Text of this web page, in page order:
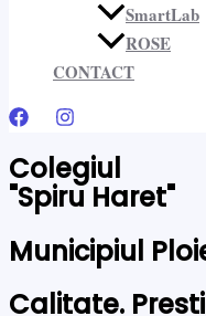
SmartLab
ROSE
CONTACT
Colegiul
"Spiru Haret"
Municipiul
Calitate.